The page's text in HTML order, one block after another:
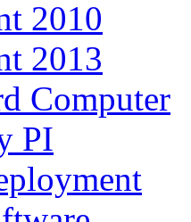
2010
2013
Computer
PI